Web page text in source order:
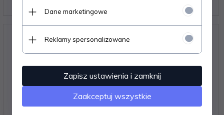
Dane marketingowe
Reklamy spersonalizowane
Zapisz ustawienia i zamknij
Zaakceptuj wszystkie